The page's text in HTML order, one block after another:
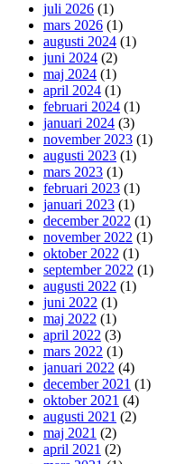
juli 2026 (1)
mars 2026 (1)
augusti 2024 (1)
juni 2024 (2)
maj 2024 (1)
april 2024 (1)
februari 2024 (1)
januari 2024 (3)
november 2023 (1)
augusti 2023 (1)
mars 2023 (1)
februari 2023 (1)
januari 2023 (1)
december 2022 (1)
november 2022 (1)
oktober 2022 (1)
september 2022 (1)
augusti 2022 (1)
juni 2022 (1)
maj 2022 (1)
april 2022 (3)
mars 2022 (1)
januari 2022 (4)
december 2021 (1)
oktober 2021 (4)
augusti 2021 (2)
maj 2021 (2)
april 2021 (2)